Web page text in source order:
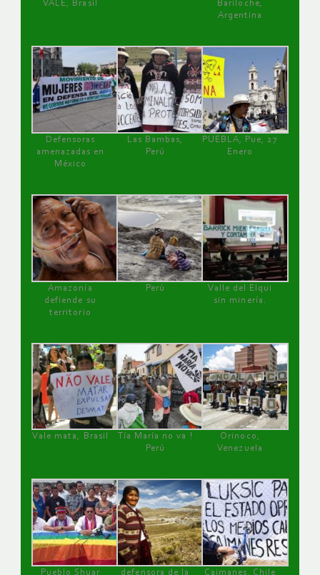
VALE, Brasil
Bariloche,
Argentina
Defensoras
amenazadas en
México
Las Bambas,
Perú
PUEBLA, Pue, 27
Enero
Amazonía
defiende su
territorio
Perú
Valle del Elqui
sin minería.
Vale mata, Brasil
Tía María no va !
Perú
Orinoco,
Venezuela
Pueblo Shuar defensora de la Caimanes, Chile